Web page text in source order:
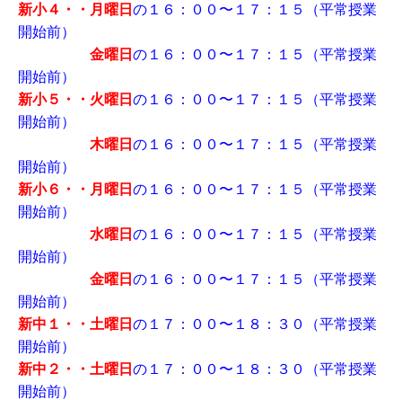
新小４・・月曜日 の１６：００〜１７：１５（平常授業
開始前）
金曜日 の１６：００〜１７：１５（平常授業
開始前）
新小５・・火曜日 の１６：００〜１７：１５（平常授業
開始前）
木曜日 の１６：００〜１７：１５（平常授業
開始前）
新小６・・月曜日 の１６：００〜１７：１５（平常授業
開始前）
水曜日 の１６：００〜１７：１５（平常授業
開始前）
金曜日 の１６：００〜１７：１５（平常授業
開始前）
新中１・・土曜日 の１７：００〜１８：３０（平常授業
開始前）
新中２・・土曜日 の１７：００〜１８：３０（平常授業
開始前）